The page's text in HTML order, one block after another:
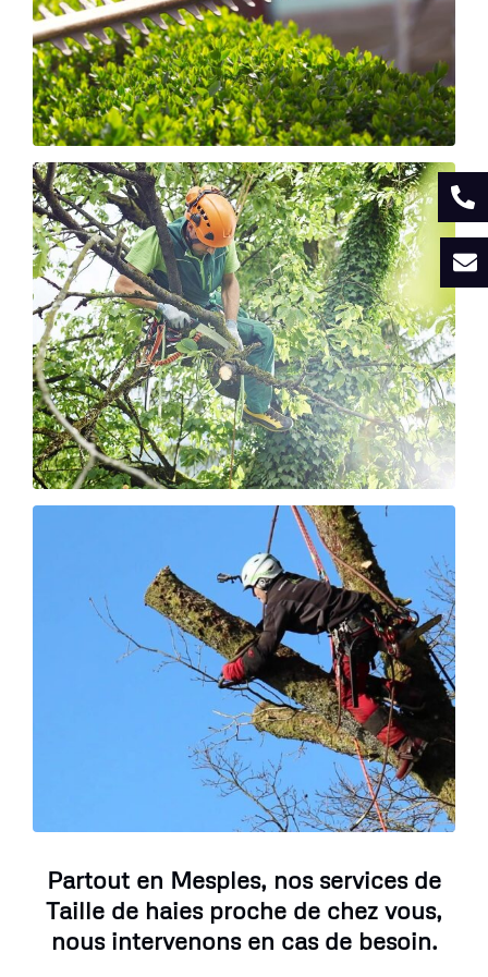
Partout en Mesples, nos services de
Taille de haies proche de chez vous,
nous intervenons en cas de besoin.